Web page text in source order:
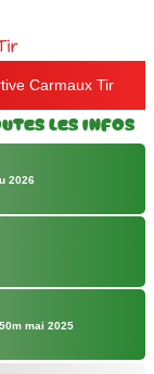
Carmaux Tir
les Infos
2026
mai 2025